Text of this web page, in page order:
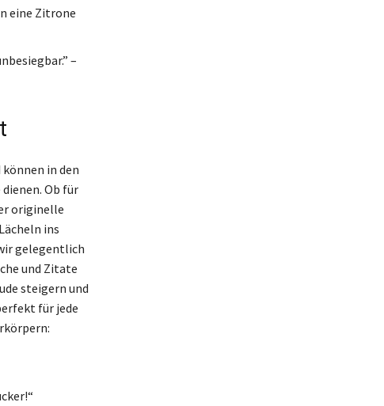
eine Zitrone
–
in den
Ob für
originelle
ins
gelegentlich
und Zitate
steigern und
für jede